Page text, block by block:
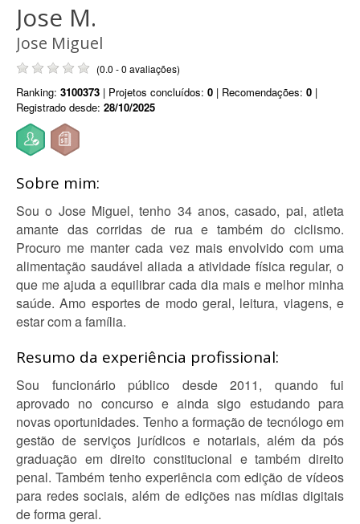
Jose M.
Jose Miguel
(0.0 - 0 avaliações)
Ranking: 3100373 | Projetos concluídos: 0 | Recomendações: 0 |
Registrado desde: 28/10/2025
Sobre mim:
Sou o Jose Miguel, tenho 34 anos, casado, pai, atleta
amante das corridas de rua e também do ciclismo.
Procuro me manter cada vez mais envolvido com uma
alimentação saudável aliada a atividade física regular, o
que me ajuda a equilibrar cada dia mais e melhor minha
saúde. Amo esportes de modo geral, leitura, viagens, e
estar com a família.
Resumo da experiência profissional:
Sou funcionário público desde 2011, quando fui
aprovado no concurso e ainda sigo estudando para
novas oportunidades. Tenho a formação de tecnólogo em
gestão de serviços jurídicos e notariais, além da pós
graduação em direito constitucional e também direito
penal. Também tenho experiência com edição de vídeos
para redes sociais, além de edições nas mídias digitais
de forma geral.